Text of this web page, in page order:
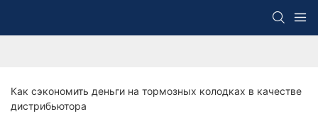
Как сэкономить деньги на тормозных колодках в качестве
дистрибьютора